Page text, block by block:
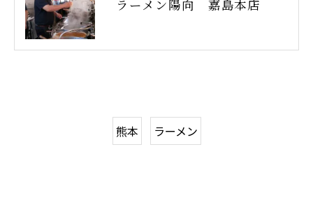
ラーメン陽向 嘉島本店
熊本 ラーメン